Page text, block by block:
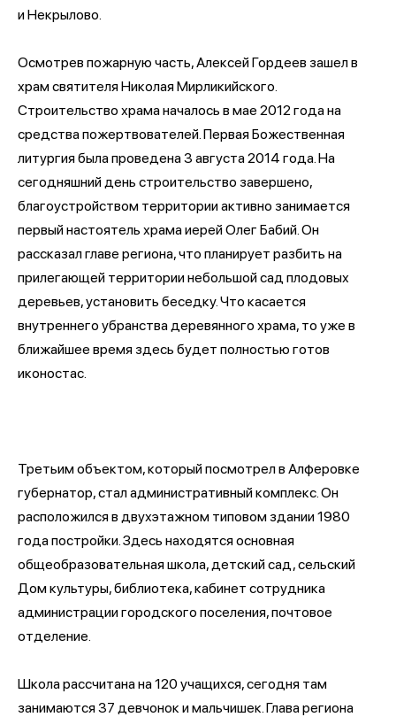
и Некрылово.
Осмотрев пожарную часть, Алексей Гордеев зашел в
храм святителя Николая Мирликийского.
Строительство храма началось в мае 2012 года на
средства пожертвователей. Первая Божественная
литургия была проведена 3 августа 2014 года. На
сегодняшний день строительство завершено,
благоустройством территории активно занимается
первый настоятель храма иерей Олег Бабий. Он
рассказал главе региона, что планирует разбить на
прилегающей территории небольшой сад плодовых
деревьев, установить беседку. Что касается
внутреннего убранства деревянного храма, то уже в
ближайшее время здесь будет полностью готов
иконостас.
Третьим объектом, который посмотрел в Алферовке
губернатор, стал административный комплекс. Он
расположился в двухэтажном типовом здании 1980
года постройки. Здесь находятся основная
общеобразовательная школа, детский сад, сельский
Дом культуры, библиотека, кабинет сотрудника
администрации городского поселения, почтовое
отделение.
Школа рассчитана на 120 учащихся, сегодня там
занимаются 37 девчонок и мальчишек. Глава региона